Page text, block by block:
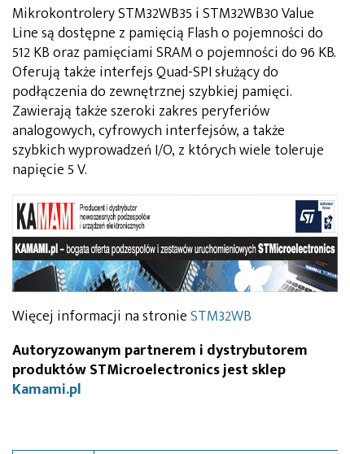
Mikrokontrolery STM32WB35 i STM32WB30 Value
Line są dostępne z pamięcią Flash o pojemności do
512 KB oraz pamięciami SRAM o pojemności do 96 KB.
Oferują także interfejs Quad-SPI służący do
podłączenia do zewnętrznej szybkiej pamięci.
Zawierają także szeroki zakres peryferiów
analogowych, cyfrowych interfejsów, a także
szybkich wyprowadzeń I/O, z których wiele toleruje
napięcie 5 V.
Więcej informacji na stronieSTM32WB
Autoryzowanym partnerem i dystrybutorem
produktów STMicroelectronics jest sklep
Kamami.pl